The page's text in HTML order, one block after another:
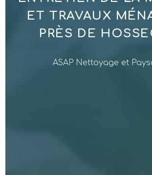
ET TRAVAUX
PRÈS DE
ASAP Nettoyage et